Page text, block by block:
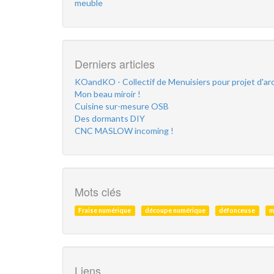
meuble
Derniers articles
KOandKO - Collectif de Menuisiers pour projet
Mon beau miroir !
Cuisine sur-mesure OSB
Des dormants DIY
CNC MASLOW incoming !
Mots clés
Fraise numérique découpe numérique défonceuse
Liens